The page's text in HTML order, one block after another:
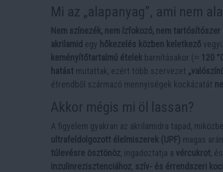
Mi az „alapanyag”, ami nem
Nem színezék, nem ízfokozó, nem tartósítószer
akrilamid egy hőkezelés közben keletkező
keményítőtartalmú ételek barnításakor (≈ 120
hatást mutattak, ezért több szervezet
étrendből származó mennyiségek kockázatát
Akkor mégis mi öl lassan?
A figyelem gyakran az akrilamidra tapad,
ultrafeldolgozott élelmiszerek (UPF) magas
túlevésre ösztönöz, ingadoztatja a vércukrot, és
inzulinrezisztenciához, szív- és érrendszeri